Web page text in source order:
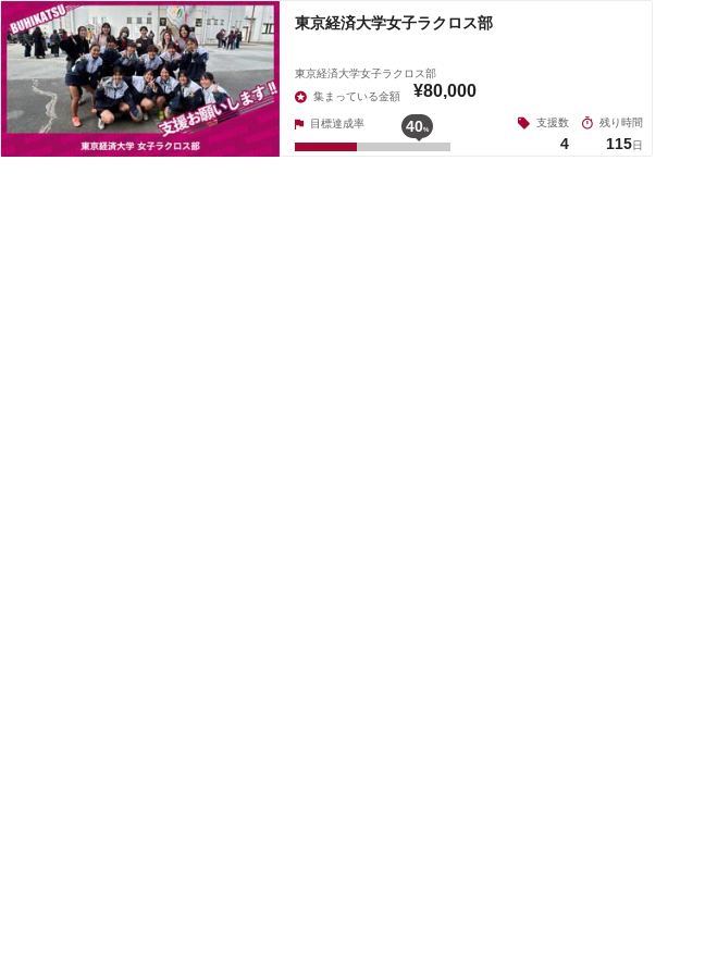
東京経済大学女子ラクロス部
東京経済大学女子ラクロス部
集まっている金額
¥80,000
目標達成率 40%
支援数
4
残り時間
115日